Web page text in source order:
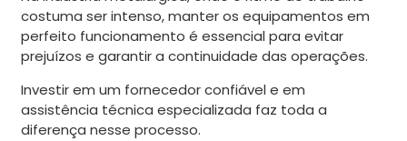
costuma ser intenso, manter os equipamentos em
perfeito funcionamento é essencial para evitar
prejuízos e garantir a continuidade das operações.
Investir em um fornecedor confiável e em
assistência técnica especializada faz toda a
diferença nesse processo.